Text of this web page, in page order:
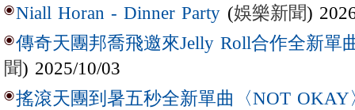
Niall Horan - Dinner Party (娛樂新聞)
傳奇天團邦喬飛邀來Jelly Roll合作全新單
聞) 2025/10/03
搖滾天團到暑五秒全新單曲〈NOT OKAY